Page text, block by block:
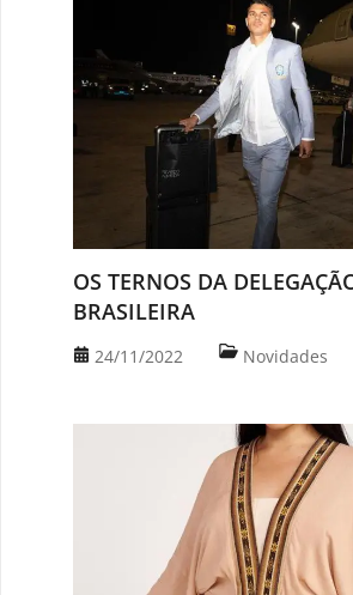
OS TERNOS DA
BRASILEIRA
24/11/2022 Novidades